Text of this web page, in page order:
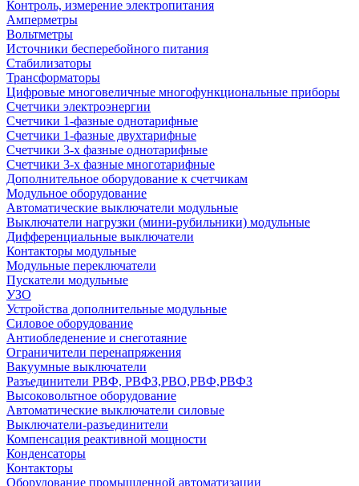
Контроль, измерение электропитания
Амперметры
Вольтметры
Источники бесперебойного питания
Стабилизаторы
Трансформаторы
Цифровые многовеличные многофункциональные приборы
Счетчики электроэнергии
Счетчики 1-фазные однотарифные
Счетчики 1-фазные двухтарифные
Счетчики 3-х фазные однотарифные
Счетчики 3-х фазные многотарифные
Дополнительное оборудование к счетчикам
Модульное оборудование
Автоматические выключатели модульные
Выключатели нагрузки (мини-рубильники) модульные
Дифференциальные выключатели
Контакторы модульные
Модульные переключатели
Пускатели модульные
УЗО
Устройства дополнительные модульные
Силовое оборудование
Антиобледенение и снеготаяние
Ограничители перенапряжения
Вакуумные выключатели
Разъединители РВФ, РВФЗ,РВО,РВФ,РВФЗ
Высоковольтное оборудование
Автоматические выключатели cиловые
Выключатели-разъединители
Компенсация реактивной мощности
Конденсаторы
Контакторы
Оборудование промышленной автоматизации